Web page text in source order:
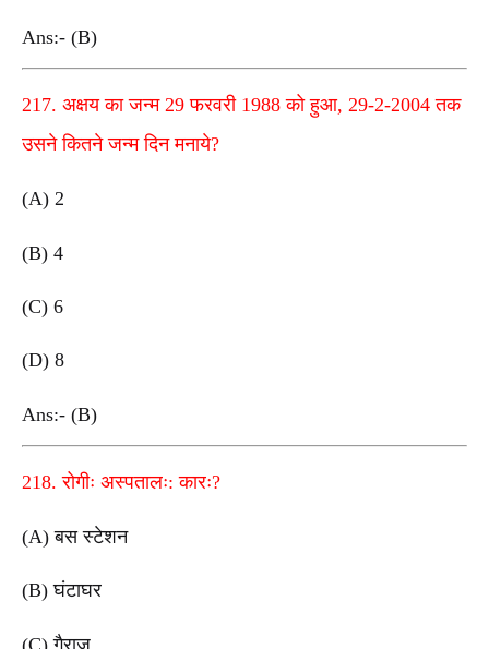
Ans:- (B)
217. अक्षय का जन्म 29 फरवरी 1988 को हुआ, 29-2-2004 तक
उसने कितने जन्म दिन मनाये?
(A) 2
(B) 4
(C) 6
(D) 8
Ans:- (B)
218. रोगीः अस्पतालः: कारः?
(A) बस स्टेशन
(B) घंटाघर
(C) गैराज